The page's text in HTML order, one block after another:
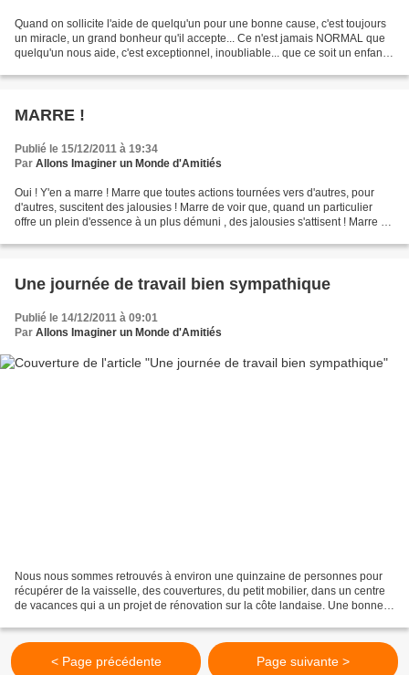
Quand on sollicite l'aide de quelqu'un pour une bonne cause, c'est toujours
un miracle, un grand bonheur qu'il accepte... Ce n'est jamais NORMAL que
quelqu'un nous aide, c'est exceptionnel, inoubliable... que ce soit un enfant,
MARRE !
Publié le 15/12/2011 à 19:34
Par Allons Imaginer un Monde d'Amitiés
Oui ! Y'en a marre ! Marre que toutes actions tournées vers d'autres, pour
d'autres, suscitent des jalousies ! Marre de voir que, quand un particulier
offre un plein d'essence à un plus démuni , des jalousies s'attisent ! Marre de
Une journée de travail bien sympathique
Publié le 14/12/2011 à 09:01
Par Allons Imaginer un Monde d'Amitiés
Nous nous sommes retrouvés à environ une quinzaine de personnes pour
récupérer de la vaisselle, des couvertures, du petit mobilier, dans un centre
de vacances qui a un projet de rénovation sur la côte landaise. Une bonne
< Page précédente Page suivante >